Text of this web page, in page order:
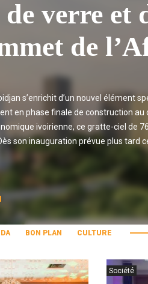
de verre et
de
s’enrichit d’un nouvel élément
en phase finale de construction
ivoirienne, ce gratte-ciel de
son inauguration prévue plus tard
BON PLAN CULTURE
Société